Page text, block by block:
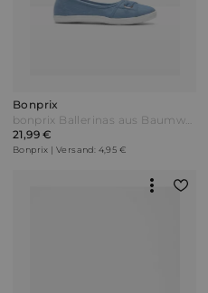
Bonprix
21,99 €
Bonprix | Versand: 4,95 €